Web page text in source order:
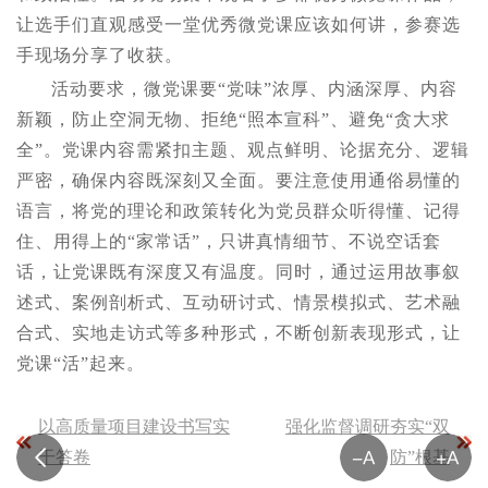
让选手们直观感受一堂优秀微党课应该如何讲，参赛选
手现场分享了收获。
活动要求，微党课要“党味”浓厚、内涵深厚、内容
新颖，防止空洞无物、拒绝“照本宣科”、避免“贪大求
全”。党课内容需紧扣主题、观点鲜明、论据充分、逻辑
严密，确保内容既深刻又全面。要注意使用通俗易懂的
语言，将党的理论和政策转化为党员群众听得懂、记得
住、用得上的“家常话”，只讲真情细节、不说空话套
话，让党课既有深度又有温度。同时，通过运用故事叙
述式、案例剖析式、互动研讨式、情景模拟式、艺术融
合式、实地走访式等多种形式，不断创新表现形式，让
党课“活”起来。
以高质量项目建设书写实
干答卷
强化监督调研夯实“双
防”根基